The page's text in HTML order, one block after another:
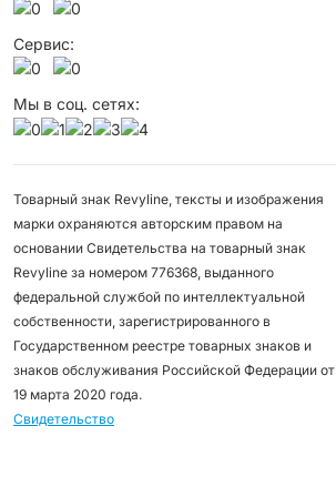
Сервис:
Мы в соц. сетях:
Товарный знак Revyline, тексты и изображения
марки охраняются авторским правом на
основании Свидетельства на товарный знак
Revyline за номером 776368, выданного
федеральной службой по интеллектуальной
собственности, зарегистрированного в
Государственном реестре товарных знаков и
знаков обслуживания Российской Федерации от
19 марта 2020 года.
Свидетельство